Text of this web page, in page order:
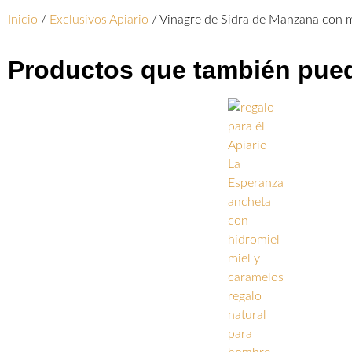
Inicio / Exclusivos Apiario / Vinagre de Sidra de Manzana con
Productos que también